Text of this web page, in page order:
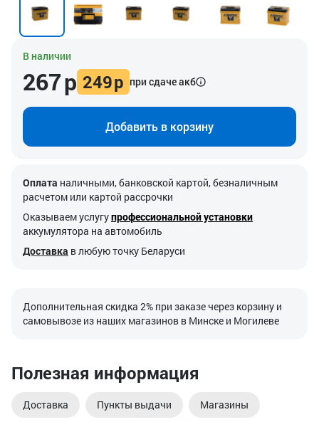
В наличии
267р 249р при сдаче акб
Добавить в корзину
Оплата наличными, банковской картой, безналичным
расчетом или картой рассрочки
Оказываем услугупрофессиональной установки
аккумулятора на автомобиль
Доставка в любую точку Беларуси
Дополнительная скидка 2% при заказе через корзину и
самовывозе из наших магазинов в Минске и Могилеве
Полезная информация
Доставка Пункты выдачи Магазины